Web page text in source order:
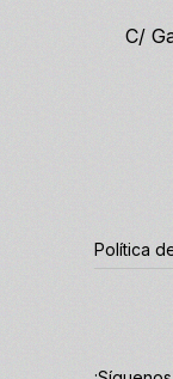
C/
Política